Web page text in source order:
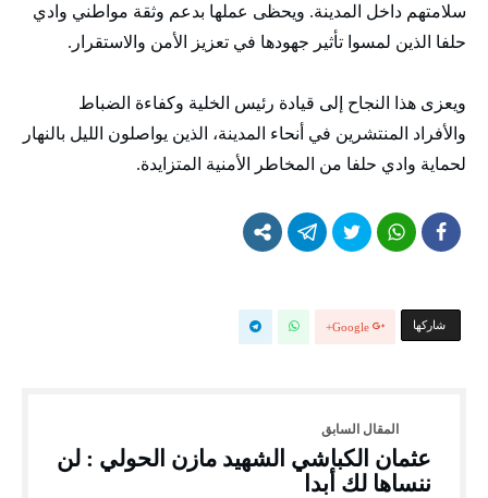
سلامتهم داخل المدينة. ويحظى عملها بدعم وثقة مواطني وادي
حلفا الذين لمسوا تأثير جهودها في تعزيز الأمن والاستقرار.
ويعزى هذا النجاح إلى قيادة رئيس الخلية وكفاءة الضباط
والأفراد المنتشرين في أنحاء المدينة، الذين يواصلون الليل بالنهار
لحماية وادي حلفا من المخاطر الأمنية المتزايدة.
‫‫ شاركها‬ Google+
عثمان الكباشي الشهيد مازن الحولي : لن
ننساها لك أبدا